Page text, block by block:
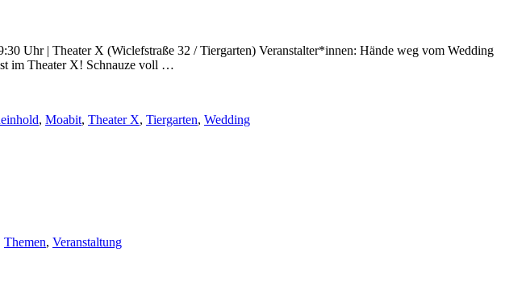
Uhr | Theater X (Wiclefstraße 32 / Tiergarten) Veranstalter*innen: Hände weg vom Wedding
im Theater X! Schnauze voll …
, Moabit, Theater X, Tiergarten, Wedding
Themen, Veranstaltung